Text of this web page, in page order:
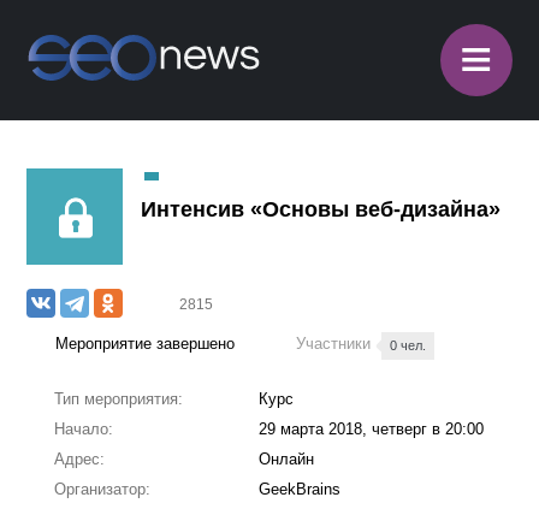
≡
Интенсив «Основы веб-дизайна»
2815
Мероприятие завершено Участники 0 чел.
Тип мероприятия:
Курс
Начало:
29 марта 2018, четверг в 20:00
Адрес:
Онлайн
Организатор:
GeekBrains